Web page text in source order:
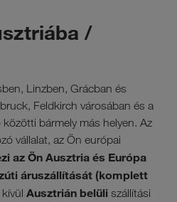
/
Linzben, Grácban és
Feldkirch városában és a
bármely más helyen. Az
vállalat, az Ön európai
az Ön Ausztria és Európa
áruszállítását (komplett
Ausztrián belüli szállítási